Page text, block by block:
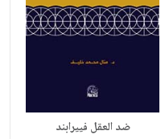
ضد العقل فييرابند